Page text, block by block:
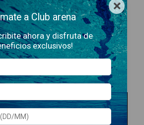
conDÉBITO
de$11.440,00
Short Bywayx Recycled 620
×
a Club arena
ahora y disfruta de
exclusivos!